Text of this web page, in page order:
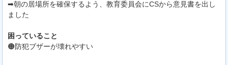
➡朝の居場所を確保するよう、教育委員会にCSから意見書を出し
ました
困っていること
🟠防犯ブザーが壊れやすい